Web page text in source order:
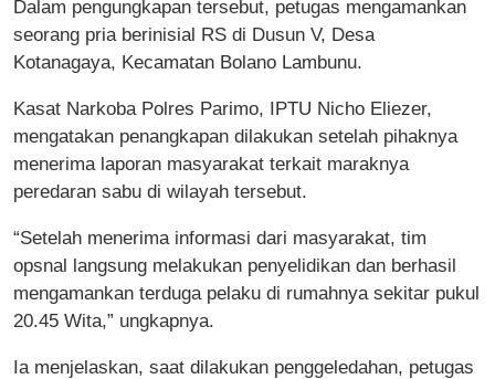
Dalam pengungkapan tersebut, petugas mengamankan
seorang pria berinisial RS di Dusun V, Desa
Kotanagaya, Kecamatan Bolano Lambunu.
Kasat Narkoba Polres Parimo, IPTU Nicho Eliezer,
mengatakan penangkapan dilakukan setelah pihaknya
menerima laporan masyarakat terkait maraknya
peredaran sabu di wilayah tersebut.
“Setelah menerima informasi dari masyarakat, tim
opsnal langsung melakukan penyelidikan dan berhasil
mengamankan terduga pelaku di rumahnya sekitar pukul
20.45 Wita,” ungkapnya.
Ia menjelaskan, saat dilakukan penggeledahan, petugas